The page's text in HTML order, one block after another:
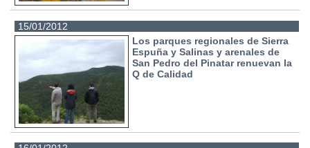
15/01/2012
Los parques regionales de Sierra
Espuña y Salinas y arenales de
San Pedro del Pinatar renuevan la
Q de Calidad